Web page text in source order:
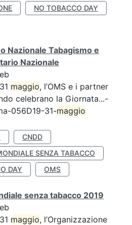
NO TOBACCO DAY
Nazionale Tabagismo e
Nazionale
maggio, l’OMS e i partner
celebrano la Giornata...-
056D19-31-maggio
CNDD
SENZA TABACCO
DAY
OMS
senza tabacco 2019
maggio, l’Organizzazione